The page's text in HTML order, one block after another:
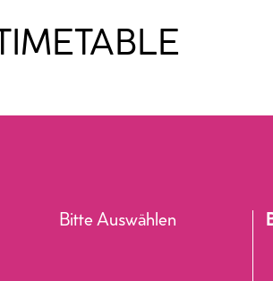
TIMETABLE
Bitte Auswählen